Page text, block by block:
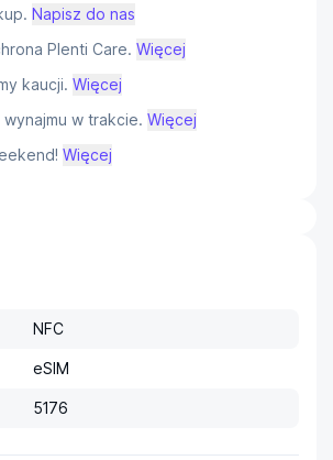
Napisz do nas
Plenti Care. Więcej
kaucji. Więcej
w trakcie. Więcej
Więcej
NFC
eSIM
5176